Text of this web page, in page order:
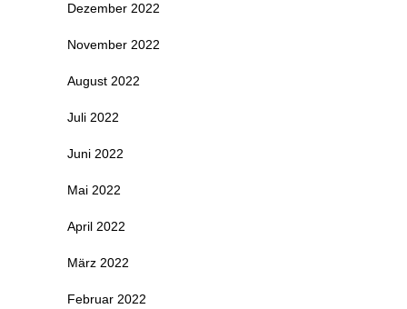
Dezember 2022
November 2022
August 2022
Juli 2022
Juni 2022
Mai 2022
April 2022
März 2022
Februar 2022